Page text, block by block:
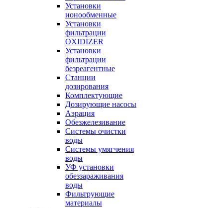
Установки
ионообменные
Установки
фильтрации
OXIDIZER
Установки
фильтрации
безреагентные
Станции
дозирования
Комплектующие
Дозирующие насосы
Аэрация
Обезжелезивание
Системы очистки
воды
Системы умягчения
воды
УФ установки
обеззараживания
воды
Фильтрующие
материалы